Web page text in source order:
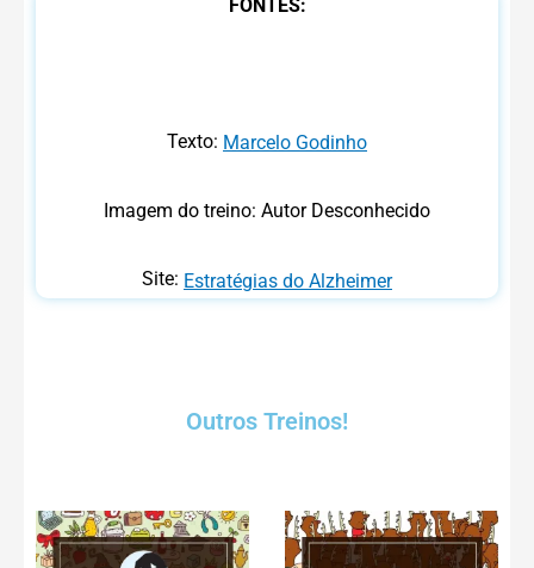
FONTES:
Texto: Marcelo Godinho
Imagem do treino: Autor Desconhecido
Site: Estratégias do Alzheimer
Outros Treinos!